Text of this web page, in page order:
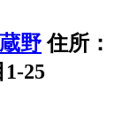
住所：
25